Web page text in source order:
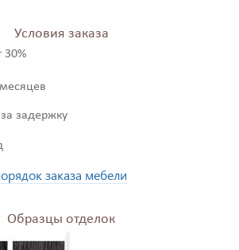
Условия заказа
30%
задержку
заказа мебели
Образцы отделок